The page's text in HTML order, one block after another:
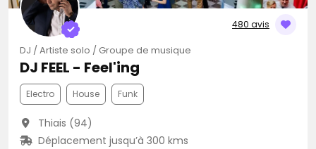
480 avis
DJ / Artiste solo / Groupe de musique
DJ FEEL - Feel'ing
Electro House Funk
Thiais (94)
Déplacement jusqu’à 300 kms